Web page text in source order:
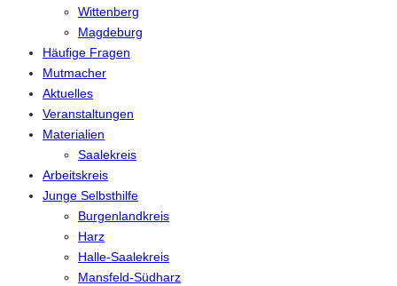
Wittenberg
Magdeburg
Häufige Fragen
Mutmacher
Aktuelles
Veranstaltungen
Materialien
Saalekreis
Arbeitskreis
Junge Selbsthilfe
Burgenlandkreis
Harz
Halle-Saalekreis
Mansfeld-Südharz